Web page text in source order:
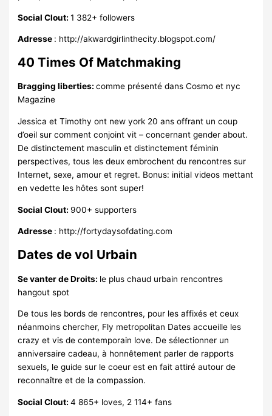
Social Clout:1 382+ followers
Adresse : http://akwardgirlinthecity.blogspot.com/
40 Times Of Matchmaking
Bragging liberties:comme présenté dans Cosmo et nyc
Magazine
Jessica et Timothy ont new york 20 ans offrant un coup
d’oeil sur comment conjoint vit – concernant gender about.
De distinctement masculin et distinctement féminin
perspectives, tous les deux embrochent du rencontres sur
Internet, sexe, amour et regret. Bonus: initial videos mettant
en vedette les hôtes sont super!
Social Clout: 900+ supporters
Adresse : http://fortydaysofdating.com
Dates de vol Urbain
Se vanter de Droits: le plus chaud urbain rencontres
hangout spot
De tous les bords de rencontres, pour les affixés et ceux
néanmoins chercher, Fly metropolitan Dates accueille les
crazy et vis de contemporain love. De sélectionner un
anniversaire cadeau, à honnêtement parler de rapports
sexuels, le guide sur le coeur est en fait attiré autour de
reconnaître et de la compassion.
Social Clout:4 865+ loves, 2 114+ fans